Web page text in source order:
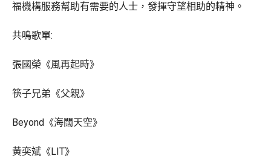
福機構服務幫助有需要的人士，發揮守望相助的精神。
共鳴歌單:
張國榮《風再起時》
筷子兄弟《父親》
Beyond《海闊天空》
黃奕斌《LIT》